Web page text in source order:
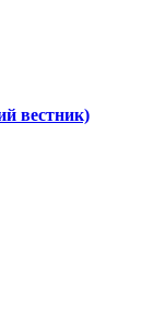
вестник)